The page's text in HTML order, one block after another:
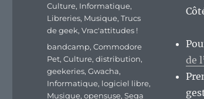
de
Culture, Informatique,
Libreries, Musique,Trucs
de geek,Vrac'attitudes !
Étiquettes
bandcamp,Commodore
Pet,Culture,distribution,
geekeries,Gwacha,
Informatique, logiciel libre,
Musique,opensuse,Sega